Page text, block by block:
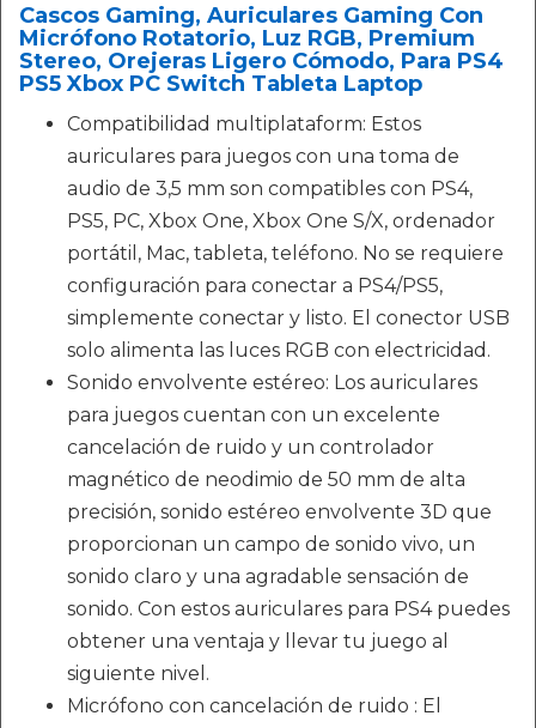
Cascos Gaming, Auriculares Gaming Con
Micrófono Rotatorio, Luz RGB, Premium
Stereo, Orejeras Ligero Cómodo, Para PS4
PS5 Xbox PC Switch Tableta Laptop
Compatibilidad multiplataform: Estos
auriculares para juegos con una toma de
audio de 3,5 mm son compatibles con PS4,
PS5, PC, Xbox One, Xbox One S/X, ordenador
portátil, Mac, tableta, teléfono. No se requiere
configuración para conectar a PS4/PS5,
simplemente conectar y listo. El conector USB
solo alimenta las luces RGB con electricidad.
Sonido envolvente estéreo: Los auriculares
para juegos cuentan con un excelente
cancelación de ruido y un controlador
magnético de neodimio de 50 mm de alta
precisión, sonido estéreo envolvente 3D que
proporcionan un campo de sonido vivo, un
sonido claro y una agradable sensación de
sonido. Con estos auriculares para PS4 puedes
obtener una ventaja y llevar tu juego al
siguiente nivel.
Micrófono con cancelación de ruido : El